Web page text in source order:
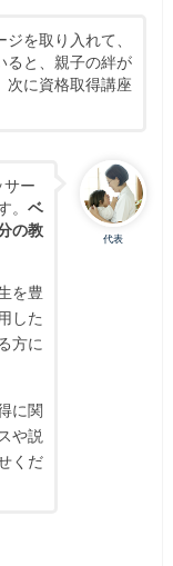
を取り入れて、
ると、親子の絆が
次に資格取得講座
代表
サー
。 ベ
の教
を豊
した
方に
に関
や説
くだ